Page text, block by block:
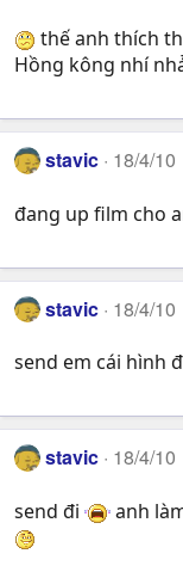
thế anh thích
Hồng kông nhí
stavic 18/4/10
đang up film cho
stavic 18/4/10
send em cái hình
stavic 18/4/10
send đi anh